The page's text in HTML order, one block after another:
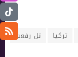
تركيا
تل رفعت